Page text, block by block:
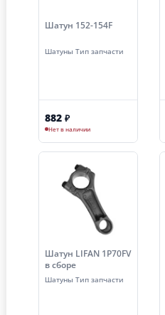
Шатун 152-154F
Шатуны Тип запчасти
882 ₽
Нет в наличии
Шатун LIFAN 1P70FV
в сборе
Шатуны Тип запчасти